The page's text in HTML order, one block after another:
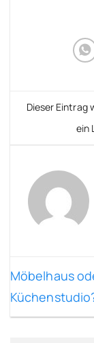
Dieser Eintrag
ein
Möbelhaus